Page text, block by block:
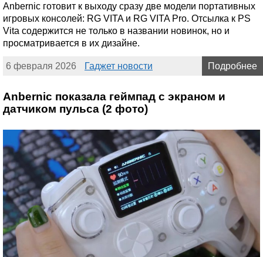
Anbernic готовит к выходу сразу две модели портативных
игровых консолей: RG VITA и RG VITA Pro. Отсылка к PS
Vita содержится не только в названии новинок, но и
просматривается в их дизайне.
6 февраля 2026 Гаджет новости Подробнее
Anbernic показала геймпад с экраном и
датчиком пульса (2 фото)